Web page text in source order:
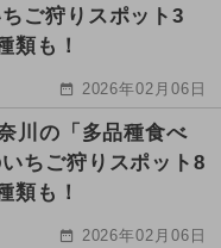
ご狩りスポット3
も！
2026年02月06日
川の「多品種食べ
ちご狩りスポット8
も！
2026年02月06日